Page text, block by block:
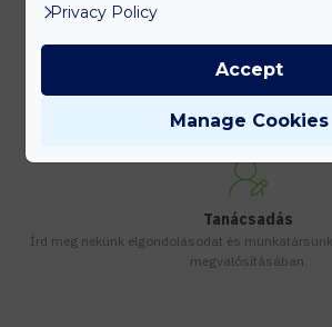
Gyors kiszállítás
Készleten lévő termékeinket akár 24 órán
Tanácsadás
Írd meg nekünk elgondolásodat és
megvalósításában.
Privacy Policy
Manage Cookies
Accept